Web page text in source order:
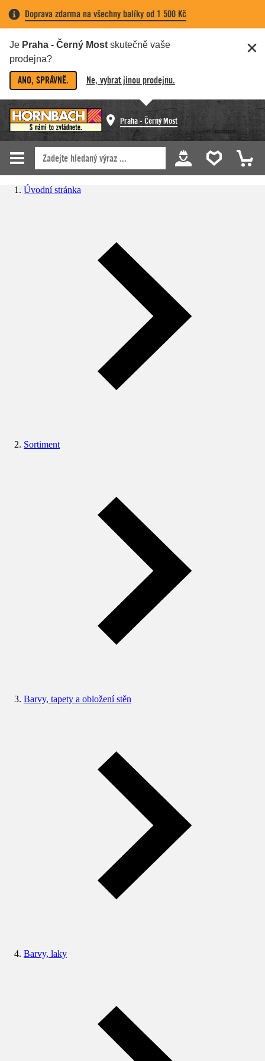
Doprava zdarma na všechny balíky od 1 500 Kč
Je Praha - Černý Most skutečně vaše
prodejna?
ANO, SPRÁVNĚ. Ne, vybrat jinou prodejnu.
Praha - Černý Most
Úvodní stránka
Sortiment
Barvy, tapety a obložení stěn
Barvy, laky